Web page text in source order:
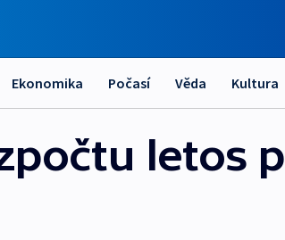
Ekonomika Počasí Věda Kultura
letos